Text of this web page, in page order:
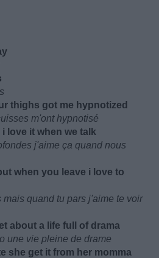
thighs got me hypnotized
m'ont hypnotisé
love it when we talk
j'aime ça quand nous
when you leave i love to
quand tu pars j'aime te voir
about a life full of drama
une vie pleine de drame
she get it from her momma